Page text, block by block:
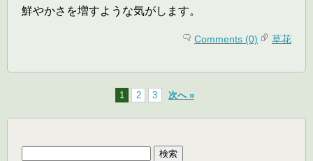
鮮やかさを増すような気がします。
Comments (0) 草花
1 2 3 次へ »